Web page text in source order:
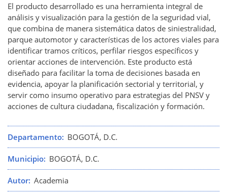
El producto desarrollado es una herramienta integral de
análisis y visualización para la gestión de la seguridad vial,
que combina de manera sistemática datos de siniestralidad,
parque automotor y características de los actores viales para
identificar tramos críticos, perfilar riesgos específicos y
orientar acciones de intervención. Este producto está
diseñado para facilitar la toma de decisiones basada en
evidencia, apoyar la planificación sectorial y territorial, y
servir como insumo operativo para estrategias del PNSV y
acciones de cultura ciudadana, fiscalización y formación.
Departamento BOGOTÁ, D.C.
Municipio BOGOTÁ, D.C.
Autor Academia